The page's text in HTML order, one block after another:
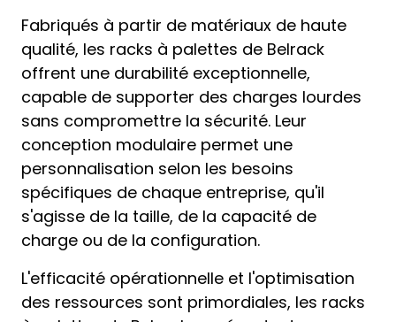
Fabriqués à partir de matériaux de haute
qualité, les racks à palettes de Belrack
offrent une durabilité exceptionnelle,
capable de supporter des charges lourdes
sans compromettre la sécurité. Leur
conception modulaire permet une
personnalisation selon les besoins
spécifiques de chaque entreprise, qu'il
s'agisse de la taille, de la capacité de
charge ou de la configuration.
L'efficacité opérationnelle et l'optimisation
des ressources sont primordiales, les racks